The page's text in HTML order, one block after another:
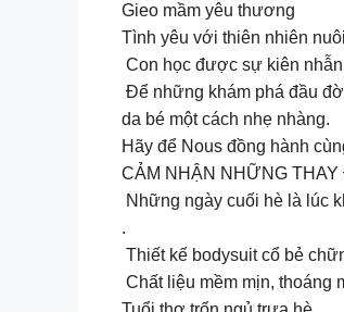
Gieo mầm yêu thương
Tình yêu với thiên nhiên
Con học được sự kiên
Để những khám phá đầu
da bé một cách nhẹ nhàng.
Hãy để Nous đồng hành
CẢM NHẬN NHỮNG
Những ngày cuối hè là lúc
.
Thiết kế bodysuit cổ bẻ
Chất liệu mềm mịn,